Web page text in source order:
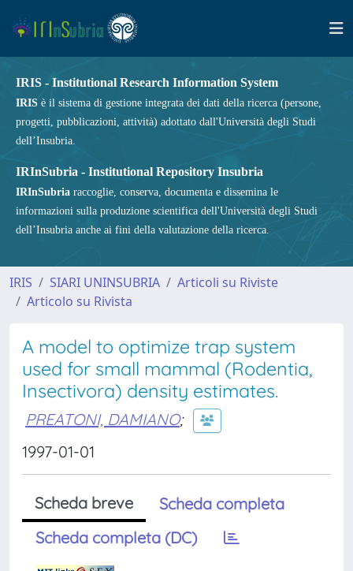
IRIS - Institutional Research Information System
IRIS è il sistema di gestione integrata dei dati della ricerca (persone,
progetti, pubblicazioni, attività) adottato dall'Università degli Studi
dell’Insubria.
IRInSubria - Institutional Repository Insubria
IRInSubria raccoglie, conserva, documenta e dissemina le
informazioni sulla produzione scientifica dell'Università degli Studi
dell’Insubria anche ai fini della valutazione della ricerca.
IRIS SIARI UNINSUBRIA
Articoli su Riviste
Articolo su Rivista
A model to optimize trap system
used for small mammal (Rodentia,
Insectivora) density estimates.
PREATONI, DAMIANO;
1997-01-01
Scheda breve
Scheda completa
Scheda completa (DC)